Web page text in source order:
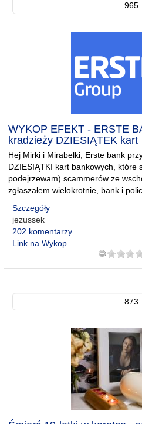
965
WYKOP EFEKT - ERSTE
kradzieży DZIESIĄTEK kart
Hej Mirki i Mirabelki, Erste bank
DZIESIĄTKI kart bankowych, które
podejrzewam) scammerów ze
zgłaszałem wielokrotnie, bank i
Szczegóły
jezussek
202 komentarzy
Link na Wykop
873